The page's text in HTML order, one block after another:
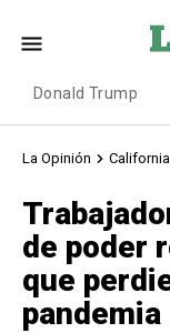
Donald Trump
La Opinión California
de poder
que
pandemia